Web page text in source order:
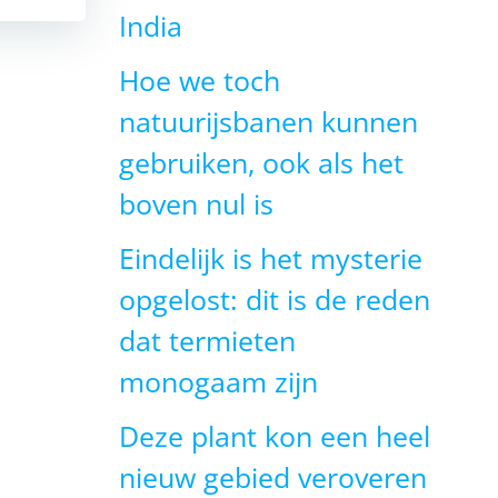
India
Hoe we toch
natuurijsbanen kunnen
gebruiken, ook als het
boven nul is
Eindelijk is het mysterie
opgelost: dit is de reden
dat termieten
monogaam zijn
Deze plant kon een heel
nieuw gebied veroveren